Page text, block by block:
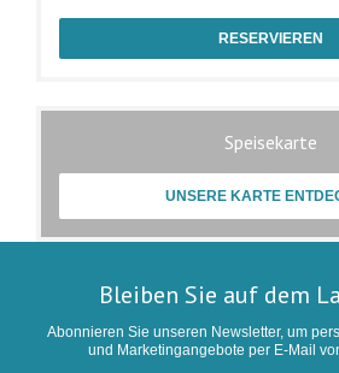
RESERVIEREN
Speisekarte
UNSERE KARTE
Bleiben Sie auf dem
Abonnieren Sie unseren Newsletter, um
und Marketingangebote per E-Mail